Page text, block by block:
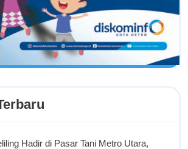
Hadir di Pasar Tani Metro Utara,